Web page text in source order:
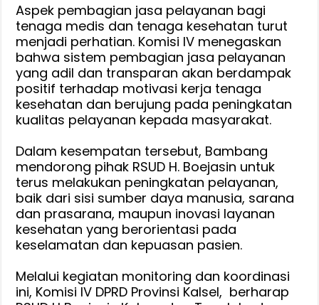
‎Aspek pembagian jasa pelayanan bagi
tenaga medis dan tenaga kesehatan turut
menjadi perhatian. Komisi IV menegaskan
bahwa sistem pembagian jasa pelayanan
yang adil dan transparan akan berdampak
positif terhadap motivasi kerja tenaga
kesehatan dan berujung pada peningkatan
kualitas pelayanan kepada masyarakat.
‎Dalam kesempatan tersebut, Bambang
mendorong pihak RSUD H. Boejasin untuk
terus melakukan peningkatan pelayanan,
baik dari sisi sumber daya manusia, sarana
dan prasarana, maupun inovasi layanan
kesehatan yang berorientasi pada
keselamatan dan kepuasan pasien.
‎Melalui kegiatan monitoring dan koordinasi
ini, Komisi IV DPRD Provinsi Kalsel, berharap